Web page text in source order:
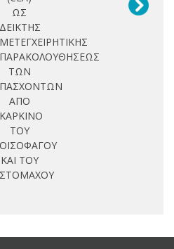
ΩΣ
ΔΕΙΚΤΗΣ
ΜΕΤΕΓΧΕΙΡΗΤΙΚΗΣ
ΠΑΡΑΚΟΛΟΥΘΗΣΕΩΣ
ΤΩΝ
ΠΑΣΧΟΝΤΩΝ
ΑΠΟ
ΚΑΡΚΙΝΟ
ΤΟΥ
ΟΙΣΟΦΑΓΟΥ
ΚΑΙ ΤΟΥ
ΣΤΟΜΑΧΟΥ